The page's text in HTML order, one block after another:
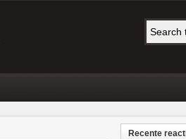
Recente